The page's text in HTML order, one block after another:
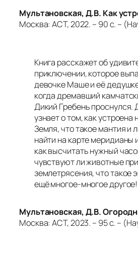
Мультановская, Д.В. Как
Москва: АСТ, 2022. – 90 с. –
Книга расскажет об
приключении, которое
девочке Маше и её
когда дремавший
Дикий Гребень проснулся.
узнает о том, как устроена
Земля, что такое мантия и
найти на карте меридианы
как высчитать нужный
чувствуют ли животные
землетрясения, что такое
ещё многое-многое другое!
Мультановская, Д.В.
Москва: АСТ, 2023. – 95 с. –